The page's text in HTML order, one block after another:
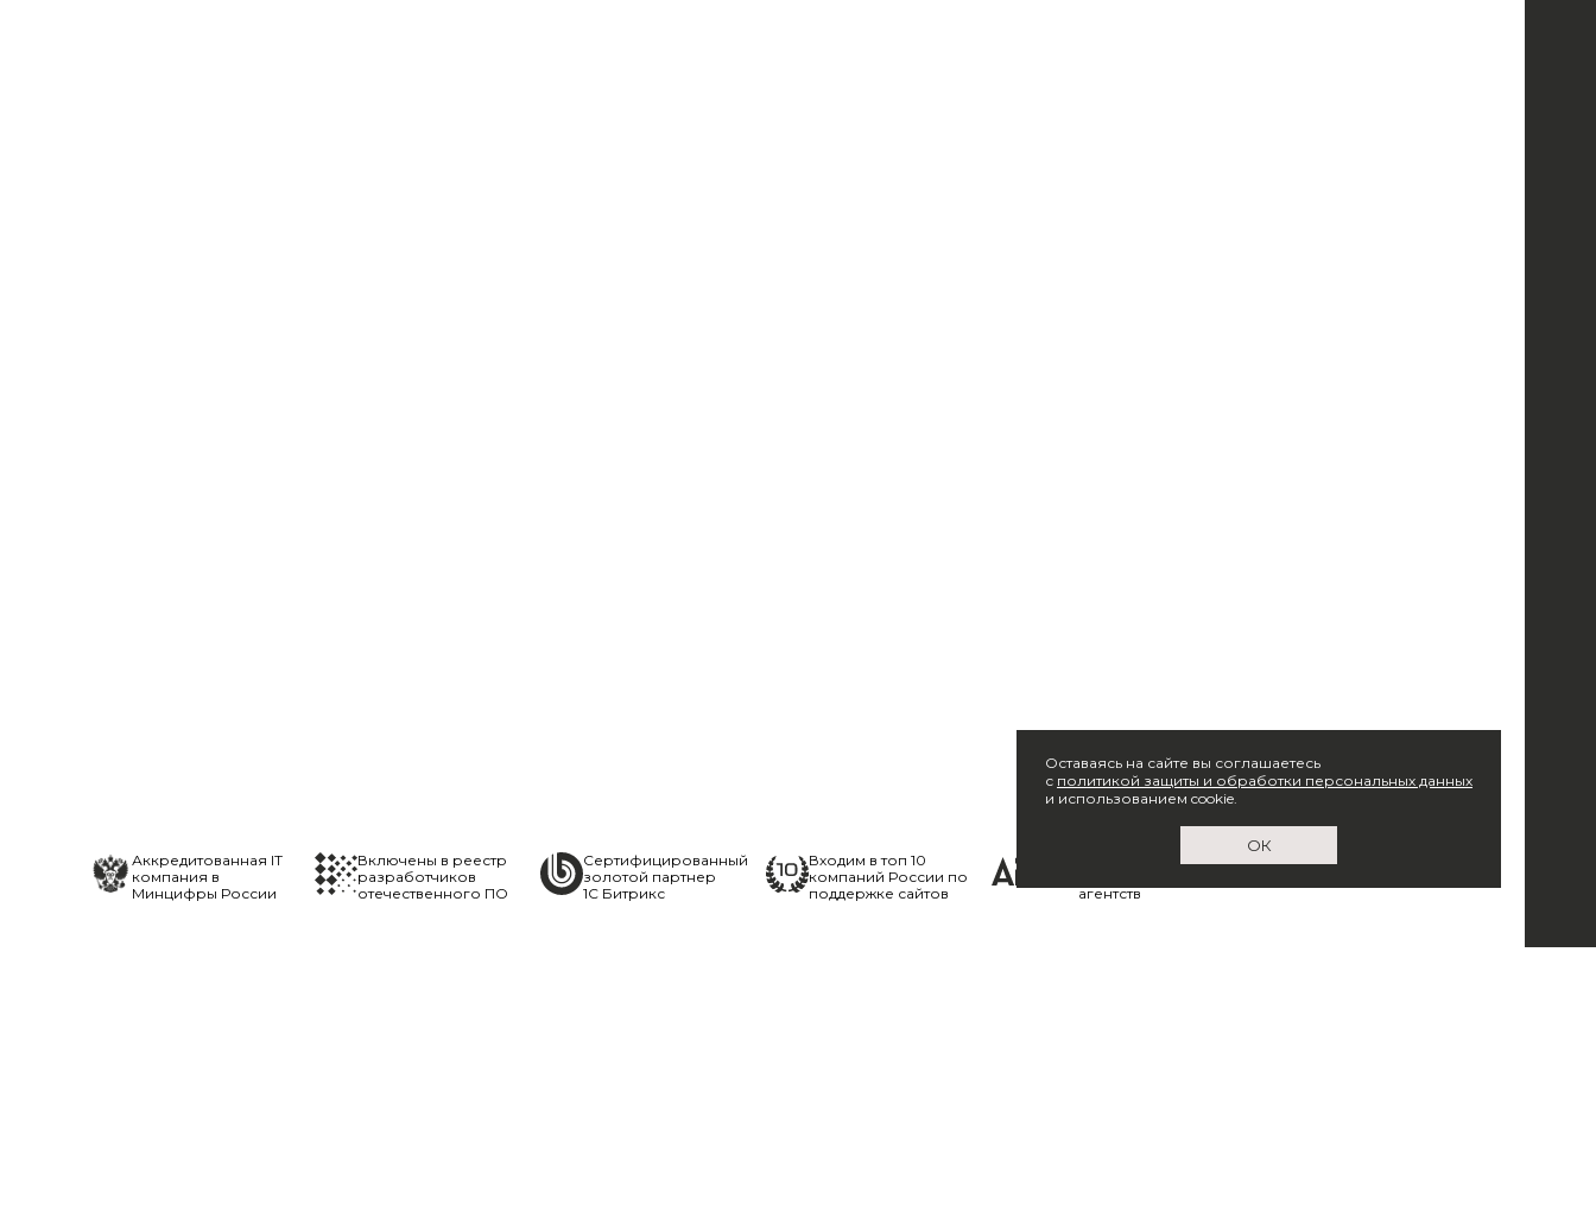
Аккредитованная IT
компания в
Минцифры России
Включены в реестр
разработчиков
отечественного ПО
Сертифицированный
золотой партнер
1С Битрикс
Входим в топ 10
компаний России по
поддержке сайтов
Входим в ассоциацию
агентств
Оставаясь на сайте вы соглашаетесь
с политикой защиты и обработки персональных данных
и использованием cookie.
ОК